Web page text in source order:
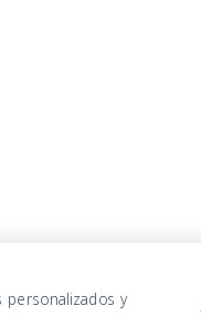
personalizados y